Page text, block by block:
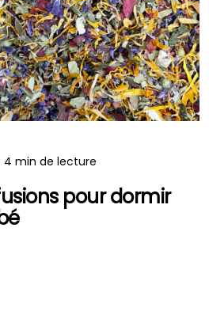
4 min de lecture
pour dormir